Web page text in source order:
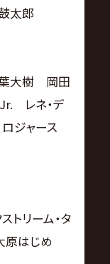
太郎
大樹 岡田
レネ・デ
ロジャース
リーム・タ
はじめ